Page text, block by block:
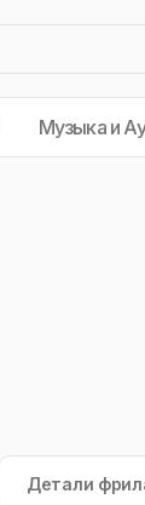
Музыка и